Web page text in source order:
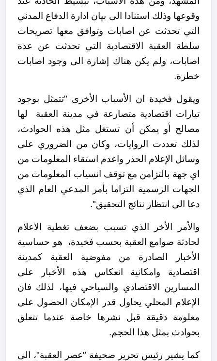
وقوعها وذلك استنادا الى بيان ادارة الدفاع المدني
التي تحدثت عن اصابات وتوافق معها تصريحات
سلطة العقبة الاقتصادية التي تحدثت عن عدة
اصابات، ولم يكن هناك إشارة الى وجود اصابات
خطرة.
ويقول فخيدة ان الأسباب الأخرى "تتمثل بوجود
تيارات اقتصادية متصارعة في مدينة العقبة لها
مصالح أو يمكن أن تستغل مثل هذه الحوادث،
لذلك تعددت الروايات، وكان من الضروري على
وسائل الإعلام الحذر واعدم استقاء المعلومات من
اي جهة بالتزامن مع توقف انسياب المعلومات من
الجهات الرسمية التزاما بأمر المدعي العام الذي
دعا الى انتظار نتائج التحقيق".
والأمر الأخر الذي تسبب بضعف تغطية الاعلام
لحادثة صوامع العقبة بحسب فخيدة، هو حساسية
الأخبار الصادرة من مفوضية العقبة كمدينة
اقتصادية وامكانية انعكاس هذه الأخبار على
المسارين الاقتصادي والسياحي فيها، لذلك فان
الإعلام المحلي يحاول قدر الإمكان الحصول على
معلومة دقيقة قبل نشرها خاصة عندما تتعلق
بحوادث بمثل هذا الحجم.
كما يشير رئيس تحرير صحيفة "عصر العقبة"، الى